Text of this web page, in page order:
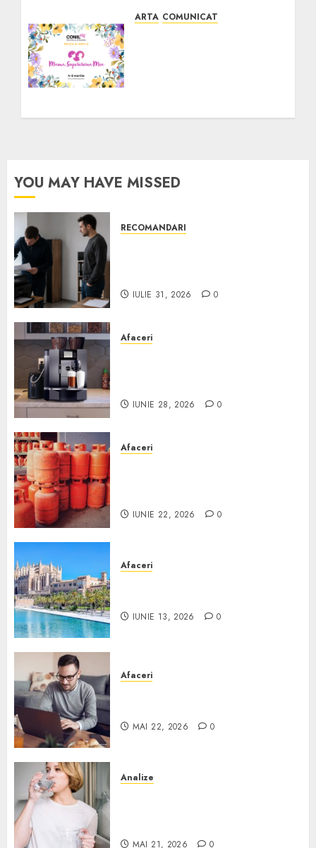
ARTA COMUNICAT
YOU MAY HAVE MISSED
RECOMANDARI
IULIE 31, 2026 0
Afaceri
IUNIE 28, 2026 0
Afaceri
IUNIE 22, 2026 0
Afaceri
IUNIE 13, 2026 0
Afaceri
MAI 22, 2026 0
Analize
MAI 21, 2026 0